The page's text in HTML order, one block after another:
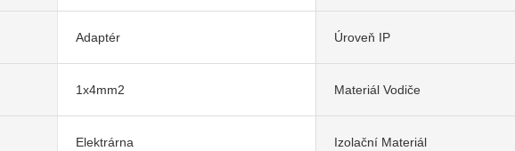
Adaptér Úroveň IP
1x4mm2 Materiál Vodiče
Elektrárna Izolační Materiál